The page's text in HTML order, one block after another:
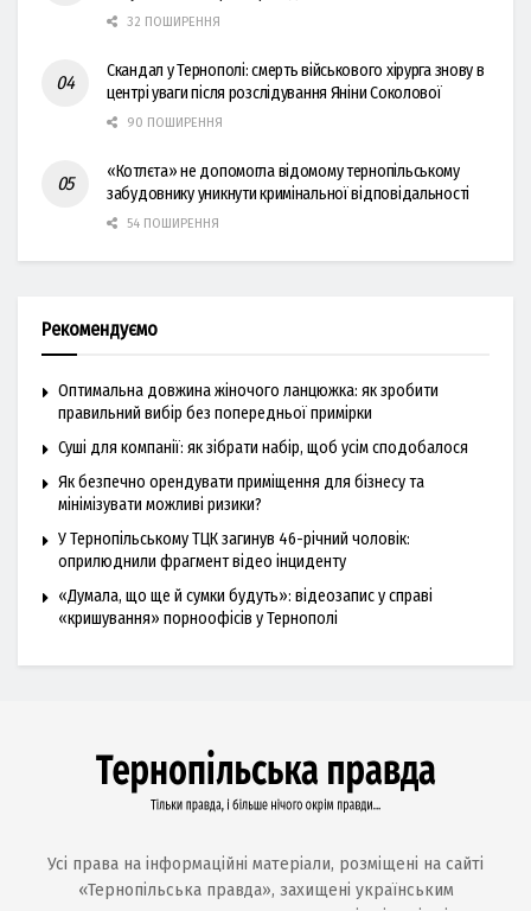
32 ПОШИРЕННЯ
Скандал у Тернополі: смерть військового хірурга знову в
центрі уваги після розслідування Яніни Соколової
90 ПОШИРЕННЯ
«Котлєта» не допомогла відомому тернопільському
забудовнику уникнути кримінальної відповідальності
54 ПОШИРЕННЯ
Рекомендуємо
Оптимальна довжина жіночого ланцюжка: як зробити
правильний вибір без попередньої примірки
Суші для компанії: як зібрати набір, щоб усім сподобалося
Як безпечно орендувати приміщення для бізнесу та
мінімізувати можливі ризики?
У Тернопільському ТЦК загинув 46-річний чоловік:
оприлюднили фрагмент відео інциденту
«Думала, що ще й сумки будуть»: відеозапис у справі
«кришування» порноофісів у Тернополі
Усі права на інформаційні матеріали, розміщені на сайті
«Тернопільська правда», захищені українським